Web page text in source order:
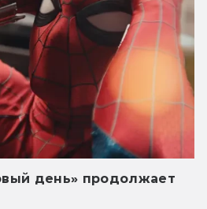
день» продолжает